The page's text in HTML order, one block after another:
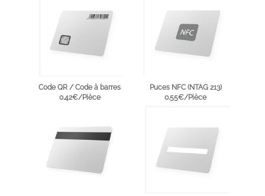
Code QR / Code à barres
0.42€/Pièce
Puces NFC (NTAG 213)
0.55€/Pièce